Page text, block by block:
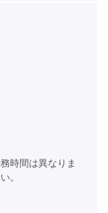
時間は異なりま
。